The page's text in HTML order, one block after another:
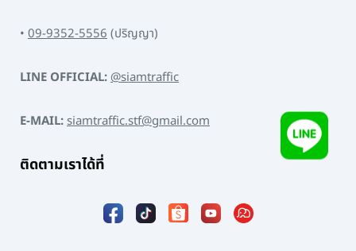
• 09-9352-5556(ปริญญา)
LINE OFFICIAL:@siamtraffic
E-MAIL:siamtraffic.stf@gmail.com
ติดตามเราได้ที่